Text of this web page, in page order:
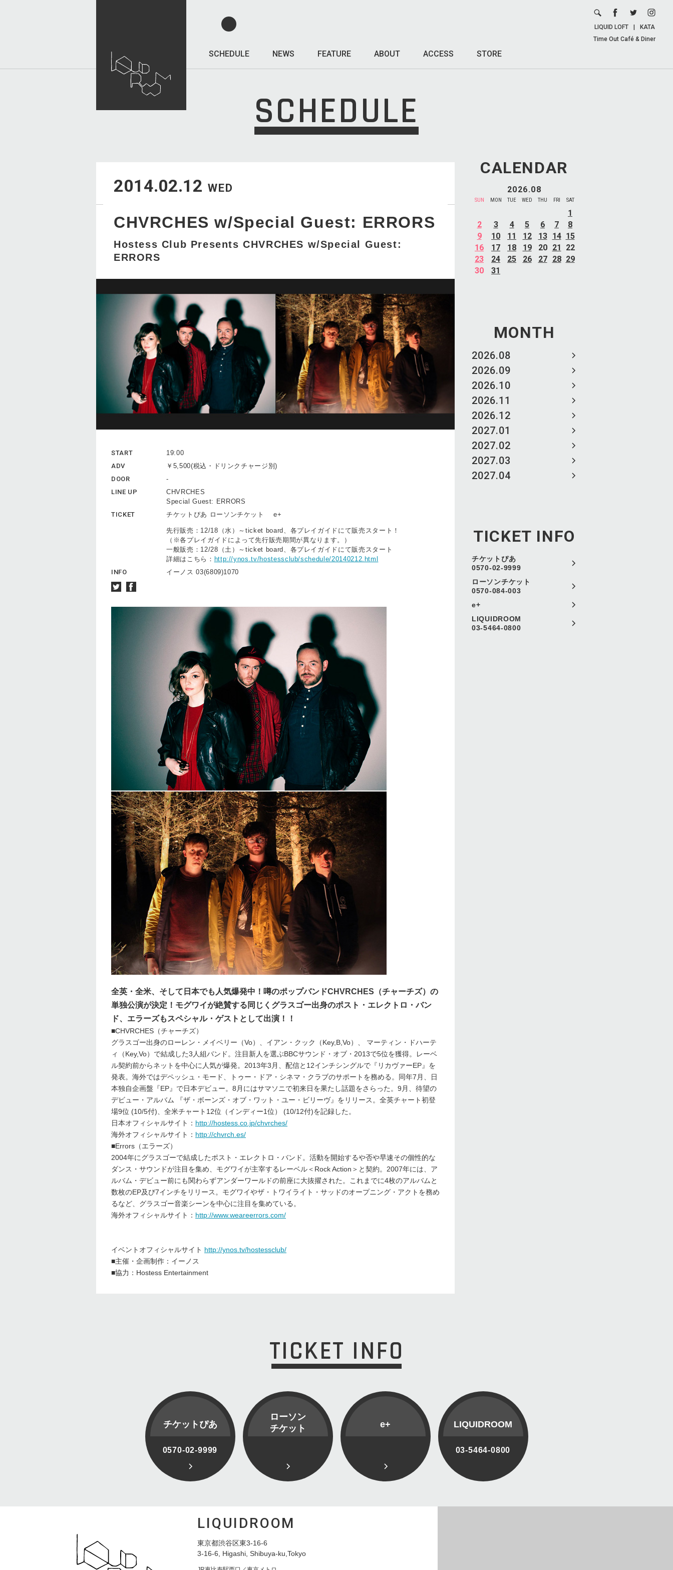
SCHEDULE NEWS FEATURE ABOUT ACCESS STORE
LIQUID LOFT
KATA
Time Out Café & Diner
SCHEDULE
CALENDAR
2026.08
SUN MON TUE WED THU FRI SAT
1
2
3 4 5 6 7
8
9
10 11 12 13 14 15
16
17 18 19 20 21
22
23
24 25 26 27 28 29
30
31
MONTH
2026.08
2026.09
2026.10
2026.11
2026.12
2027.01
2027.02
2027.03
2027.04
TICKET INFO
チケットぴあ
0570-02-9999
ローソンチケット
0570-084-003
e+
LIQUIDROOM
03-5464-0800
2014.02.12 WED
CHVRCHES w/Special Guest: ERRORS
Hostess Club Presents CHVRCHES w/Special Guest:
ERRORS
START
19:00
ADV
￥5,500(税込・ドリンクチャージ別)
DOOR
-
LINE UP
CHVRCHES
Special Guest: ERRORS
TICKET
チケットぴあ ローソンチケット e+
先行販売：12/18（水）～ticket board、各プレイガイドにて販売スタート！
（※各プレイガイドによって先行販売期間が異なります。）
一般販売：12/28（土）～ticket board、各プレイガイドにて販売スタート
詳細はこちら： http://ynos.tv/hostessclub/schedule/20140212.html
INFO
イーノス 03(6809)1070
全英・全米、そして日本でも人気爆発中！噂のポップバンドCHVRCHES（チャーチズ）の
単独公演が決定！モグワイが絶賛する同じくグラスゴー出身のポスト・エレクトロ・バン
ド、エラーズもスペシャル・ゲストとして出演！！
■CHVRCHES（チャーチズ）
グラスゴー出身のローレン・メイベリー（Vo）、イアン・クック（Key,B,Vo）、 マーティン・ドハーテ
ィ（Key,Vo）で結成した3人組バンド。注目新人を選ぶBBCサウンド・オブ・2013で5位を獲得。レーベ
ル契約前からネットを中心に人気が爆発。2013年3月、配信と12インチシングルで『リカヴァーEP』を
発表。海外ではデペッシュ・モード、トゥー・ドア・シネマ・クラブのサポートを務める。同年7月、日
本独自企画盤『EP』で日本デビュー。8月にはサマソニで初来日を果たし話題をさらった。9月、待望の
デビュー・アルバム 『ザ・ボーンズ・オブ・ワット・ユー・ビリーヴ』をリリース。全英チャート初登
場9位 (10/5付)、全米チャート12位（インディー1位） (10/12付)を記録した。
日本オフィシャルサイト： http://hostess.co.jp/chvrches/
海外オフィシャルサイト： http://chvrch.es/
■Errors（エラーズ）
2004年にグラスゴーで結成したポスト・エレクトロ・バンド。活動を開始するや否や早速その個性的な
ダンス・サウンドが注目を集め、モグワイが主宰するレーベル＜Rock Action＞と契約。2007年には、ア
ルバム・デビュー前にも関わらずアンダーワールドの前座に大抜擢された。これまでに4枚のアルバムと
数枚のEP及び7インチをリリース。モグワイやザ・トワイライト・サッドのオープニング・アクトを務め
るなど、グラスゴー音楽シーンを中心に注目を集めている。
海外オフィシャルサイト： http://www.weareerrors.com/
イベントオフィシャルサイト http://ynos.tv/hostessclub/
■主催・企画制作：イーノス
■協力：Hostess Entertainment
TICKET INFO
チケットぴあ
0570-02-9999
ローソン
チケット
e+ LIQUIDROOM
03-5464-0800
LIQUIDROOM
東京都渋谷区東3-16-6
3-16-6, Higashi, Shibuya-ku,Tokyo